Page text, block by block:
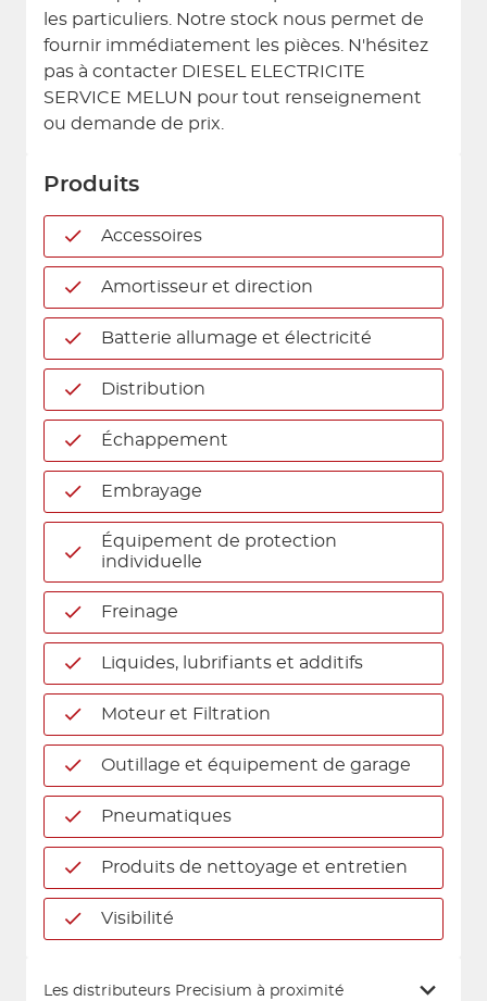
les particuliers. Notre stock nous permet de
fournir immédiatement les pièces. N'hésitez
pas à contacter DIESEL ELECTRICITE
SERVICE MELUN pour tout renseignement
ou demande de prix.
Produits
Accessoires
Amortisseur et direction
Batterie allumage et électricité
Distribution
Échappement
Embrayage
Équipement de protection
individuelle
Freinage
Liquides, lubrifiants et additifs
Moteur et Filtration
Outillage et équipement de garage
Pneumatiques
Produits de nettoyage et entretien
Visibilité
Les distributeurs Precisium à proximité